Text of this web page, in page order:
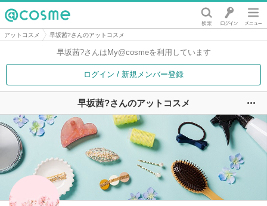
@cosme
アットコスメ 早坂茜?さんのアットコスメ
早坂茜?さんは My@cosmeを利用しています
ログイン / 新規メンバー登録
早坂茜?さんのアットコスメ